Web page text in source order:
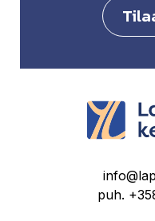
puh.